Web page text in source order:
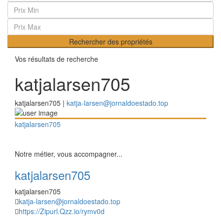
Rechercher des propriétés
Vos résultats de recherche
katjalarsen705
katjalarsen705 | katja-larsen@jornaldoestado.top
katjalarsen705
Notre métier, vous accompagner...
katjalarsen705
katjalarsen705
katja-larsen@jornaldoestado.top
https://Zipurl.Qzz.io/rymv0d